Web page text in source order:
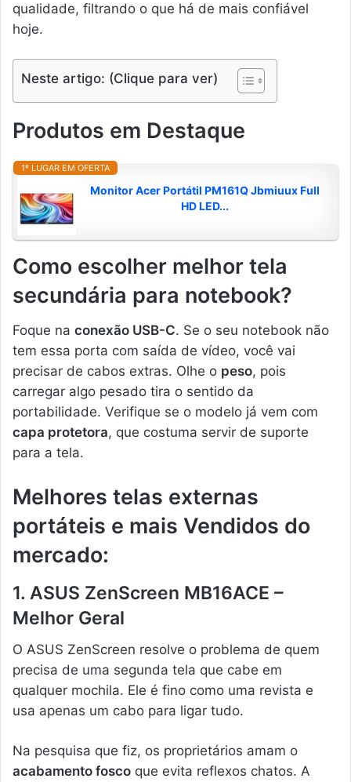
qualidade, filtrando o que há de mais confiável
hoje.
Neste artigo: (Clique para ver)
Produtos em Destaque
1º LUGAR EM OFERTA
Monitor Acer Portátil PM161Q Jbmiuux Full
HD LED...
Como escolher melhor tela
secundária para notebook?
Foque na conexão USB-C. Se o seu notebook não
tem essa porta com saída de vídeo, você vai
precisar de cabos extras. Olhe o peso, pois
carregar algo pesado tira o sentido da
portabilidade. Verifique se o modelo já vem com
capa protetora, que costuma servir de suporte
para a tela.
Melhores telas externas
portáteis e mais Vendidos do
mercado:
1. ASUS ZenScreen MB16ACE –
Melhor Geral
O ASUS ZenScreen resolve o problema de quem
precisa de uma segunda tela que cabe em
qualquer mochila. Ele é fino como uma revista e
usa apenas um cabo para ligar tudo.
Na pesquisa que fiz, os proprietários amam o
acabamento fosco que evita reflexos chatos. A